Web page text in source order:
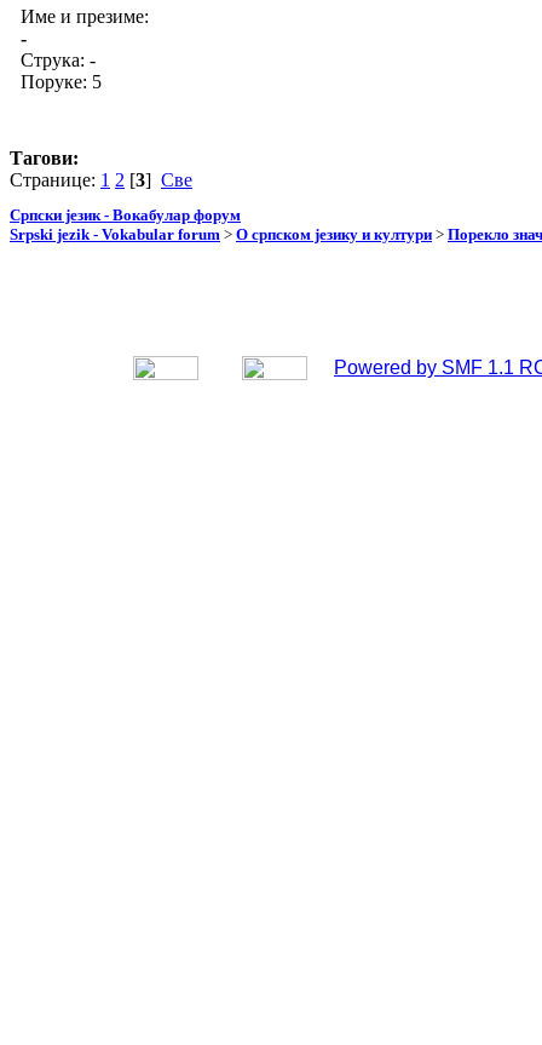
Име и презиме:
-
Струка: -
Поруке: 5
Тагови:
Странице: 1 2 [3] Све
Српски језик - Вокабулар форум
Srpski jezik - Vokabular forum > О српском језику и култури > Порекло
Powered by SMF 1.1